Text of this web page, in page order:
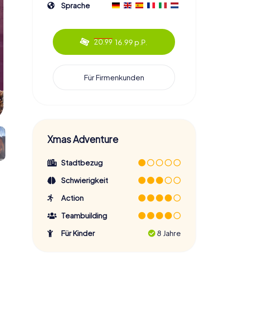
Sprache
20.99 16.99 p.P.
Für Firmenkunden
Xmas Adventure
Stadtbezug
Schwierigkeit
Action
Teambuilding
Für Kinder
8 Jahre